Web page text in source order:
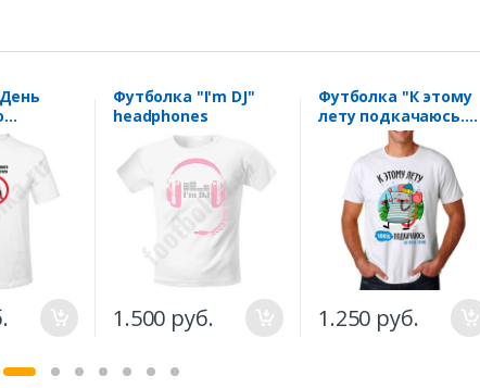
Футболка "I'm DJ"
headphones
1.500 руб.
Футболка "К этому
лету подкачаюсь.
Но это не точно"
мышь
1.250 руб.